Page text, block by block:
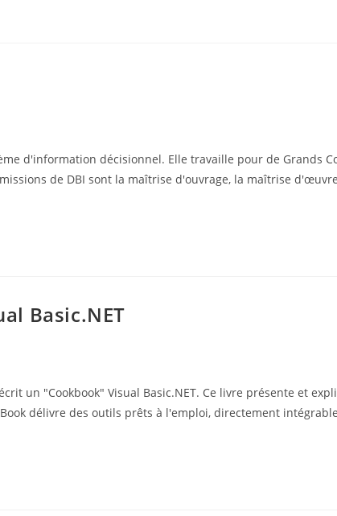
d'information décisionnel. Elle travaille pour de Grands
de DBI sont la maîtrise d'ouvrage, la maîtrise
Basic.NET
un "Cookbook" Visual Basic.NET. Ce livre présente et
délivre des outils prêts à l'emploi, directement